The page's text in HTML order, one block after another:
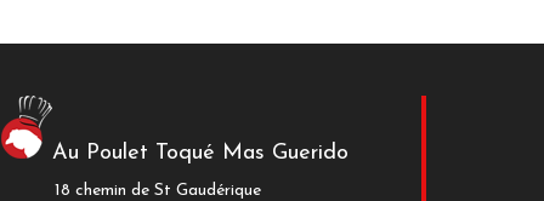
Au Poulet Toqué Mas Guerido
18 chemin de St Gaudérique